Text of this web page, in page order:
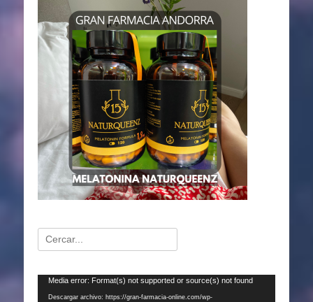
Buscar:
Reproductor
Media error: Format(s) not supported or source(s) not found
Descargar archivo: https://gran-farmacia-online.com/wp-